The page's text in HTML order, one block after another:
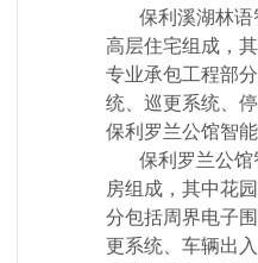
保利溪湖林语
高层住宅组成，
专业承包工程部
统、巡更系统、
保利罗兰公馆智
保利罗兰公馆
房组成，其中花
分包括周界电子
更系统、车辆出